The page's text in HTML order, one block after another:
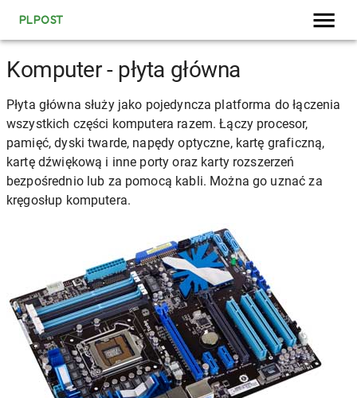
PLPOST
Komputer - płyta główna
Płyta główna służy jako pojedyncza platforma do łączenia
wszystkich części komputera razem. Łączy procesor,
pamięć, dyski twarde, napędy optyczne, kartę graficzną,
kartę dźwiękową i inne porty oraz karty rozszerzeń
bezpośrednio lub za pomocą kabli. Można go uznać za
kręgosłup komputera.